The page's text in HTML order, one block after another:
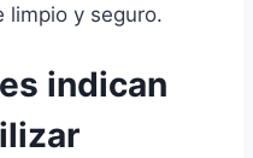
limpio y seguro.
indican